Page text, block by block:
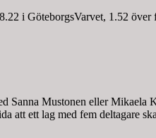
i GöteborgsVarvet, 1.52 över
Mustonen eller Mikaela
att ett lag med fem deltagare